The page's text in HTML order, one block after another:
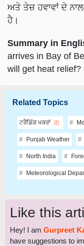
ਅਤੇ ਤੇਜ਼ ਹਵਾਵਾਂ ਦੇ ਨਾਲ
ਹੈ।
Summary in
arrives in Bay of
will get heat relief?
Related Topics
ਟਰੈਂਡਿੰਗ ਖਬਰਾਂ
Punjab Weather
North India
Meteorological
Like this
Hey! I am Gurpreet
have suggestions to